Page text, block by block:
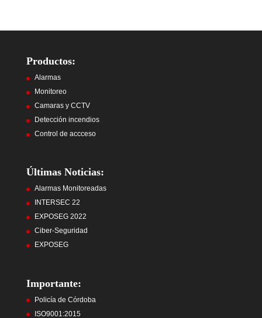
Productos:
Alarmas
Monitoreo
Camaras y CCTV
Detección incendios
Control de accceso
Últimas Noticias:
Alarmas Monitoreadas
INTERSEC 22
EXPOSEG 2022
Ciber-Seguridad
EXPOSEG
Importante:
Policía de Córdoba
ISO9001:2015